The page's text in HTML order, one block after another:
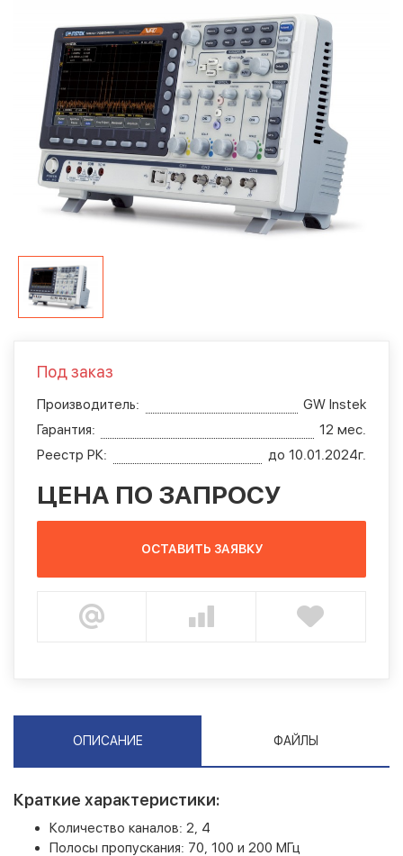
Под заказ
Производитель:
GW Instek
Гарантия:
12 мес.
Реестр РК:
до 10.01.2024г.
ЦЕНА ПО ЗАПРОСУ
ОСТАВИТЬ ЗАЯВКУ
ОПИСАНИЕ ФАЙЛЫ
Краткие характеристики:
Количество каналов: 2, 4
Полосы пропускания: 70, 100 и 200 МГц